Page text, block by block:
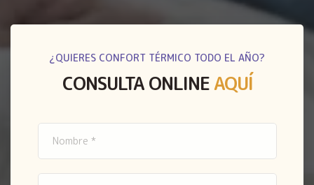
¿QUIERES CONFORT TÉRMICO TODO EL AÑO?
CONSULTA ONLINEAQUÍ